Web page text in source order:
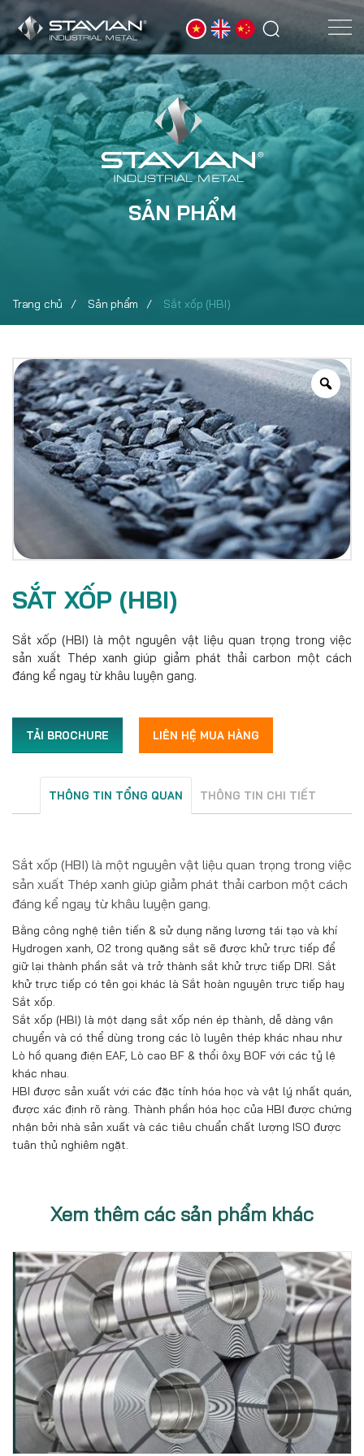
Trang chủ Sản phẩm Sắt xốp (HBI)
SẢN PHẨM
SẮT XỐP (HBI)
Sắt xốp (HBI) là một nguyên vật liệu quan trọng trong việc
sản xuất Thép xanh giúp giảm phát thải carbon một cách
đáng kể ngay từ khâu luyện gang.
TẢI BROCHURE LIÊN HỆ MUA HÀNG
THÔNG TIN TỔNG QUAN THÔNG TIN CHI TIẾT
Sắt xốp (HBI) là một nguyên vật liệu quan trọng trong việc
sản xuất Thép xanh giúp giảm phát thải carbon một cách
đáng kể ngay từ khâu luyện gang.
Bằng công nghệ tiên tiến & sử dụng năng lương tái tạo và khí
Hydrogen xanh, O2 trong quặng sắt sẽ được khử trực tiếp để
giữ lại thành phần sắt và trở thành sắt khử trực tiếp DRI. Sắt
khử trực tiếp có tên gọi khác là Sắt hoàn nguyên trực tiếp hay
Sắt xốp.
Sắt xốp (HBI) là một dạng sắt xốp nén ép thành, dễ dàng vận
chuyển và có thể dùng trong các lò luyên thép khác nhau như
Lò hồ quang điện EAF, Lò cao BF & thổi ôxy BOF với các tỷ lệ
khác nhau.
HBI được sản xuất với các đặc tính hóa học và vật lý nhất quán,
được xác định rõ ràng. Thành phần hóa học của HBI được chứng
nhận bởi nhà sản xuất và các tiêu chuẩn chất lượng ISO được
tuân thủ nghiêm ngặt.
Xem thêm các sản phẩm khác